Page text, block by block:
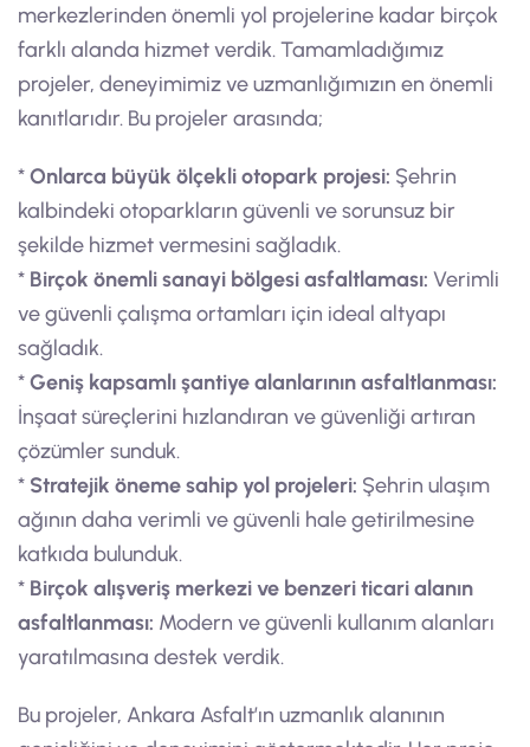
merkezlerinden önemli yol projelerine kadar birçok
farklı alanda hizmet verdik. Tamamladığımız
projeler, deneyimimiz ve uzmanlığımızın en önemli
kanıtlarıdır. Bu projeler arasında;
*Onlarca büyük ölçekli otopark projesi: Şehrin
kalbindeki otoparkların güvenli ve sorunsuz bir
şekilde hizmet vermesini sağladık.
* Birçok önemli sanayi bölgesi asfaltlaması: Verimli
ve güvenli çalışma ortamları için ideal altyapı
sağladık.
*Geniş kapsamlı şantiye alanlarının asfaltlanması:
İnşaat süreçlerini hızlandıran ve güvenliği artıran
çözümler sunduk.
* Stratejik öneme sahip yol projeleri: Şehrin ulaşım
ağının daha verimli ve güvenli hale getirilmesine
katkıda bulunduk.
* Birçok alışveriş merkezi ve benzeri ticari alanın
asfaltlanması: Modern ve güvenli kullanım alanları
yaratılmasına destek verdik.
Bu projeler, Ankara Asfalt’ın uzmanlık alanının